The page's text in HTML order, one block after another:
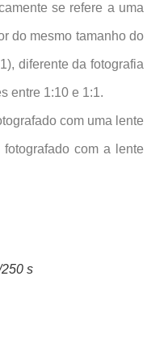
se refere a uma
do mesmo tamanho do
diferente da fotografia
entre 1:10 e 1:1.
com uma lente
com a lente
s